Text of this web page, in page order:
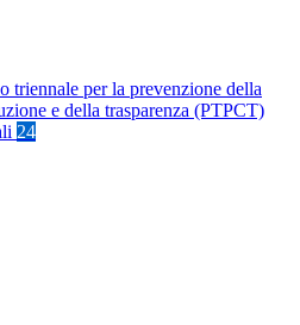
triennale per la prevenzione della
e della trasparenza (PTPCT)
24